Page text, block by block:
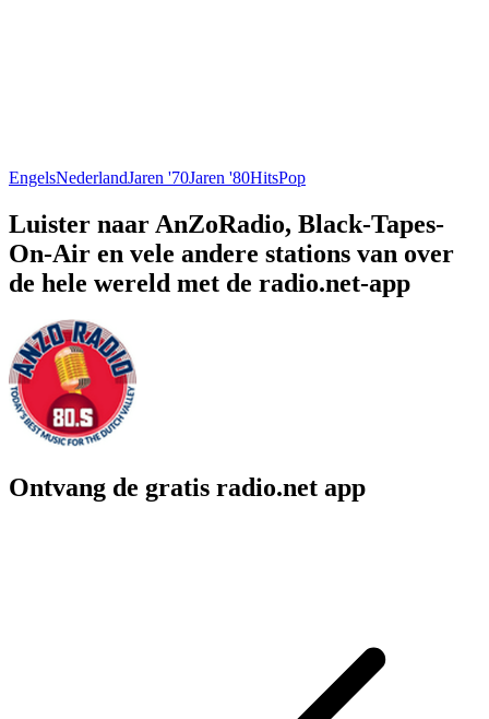
EngelsNederlandJaren '70Jaren '80HitsPop
Luister naar AnZoRadio, Black-Tapes-
On-Air en vele andere stations van over
de hele wereld met de radio.net-app
Ontvang de gratis radio.net app